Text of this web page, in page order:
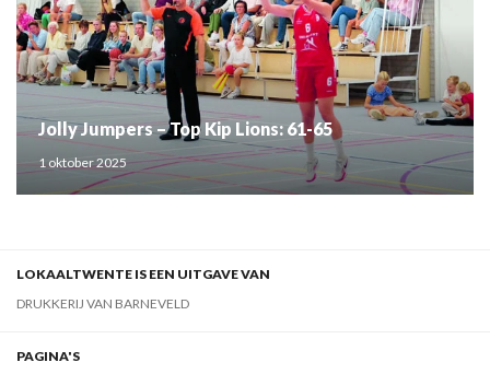
Jolly Jumpers – Top Kip Lions: 61-65
1 oktober 2025
LOKAALTWENTE IS EEN UITGAVE VAN
DRUKKERIJ VAN BARNEVELD
PAGINA'S